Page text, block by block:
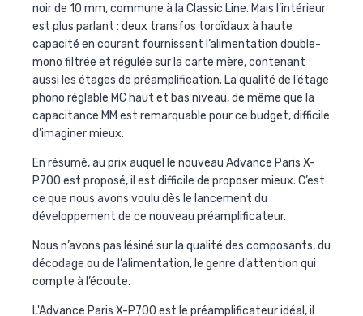
noir de 10 mm, commune à la Classic Line. Mais l’intérieur
est plus parlant : deux transfos toroïdaux à haute
capacité en courant fournissent l’alimentation double-
mono filtrée et régulée sur la carte mère, contenant
aussi les étages de préamplification. La qualité de l’étage
phono réglable MC haut et bas niveau, de même que la
capacitance MM est remarquable pour ce budget, difficile
d’imaginer mieux.
En résumé, au prix auquel le nouveau Advance Paris X-
P700 est proposé, il est difficile de proposer mieux. C’est
ce que nous avons voulu dès le lancement du
développement de ce nouveau préamplificateur.
Nous n’avons pas lésiné sur la qualité des composants, du
décodage ou de l’alimentation, le genre d’attention qui
compte à l’écoute.
L'Advance Paris X-P700 est le préamplificateur idéal, il